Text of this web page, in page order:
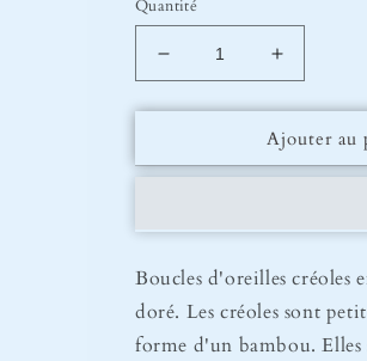
Quantité
Réduire
la
quantité
Créoles
Augmenter
la
quantité
de
Créoles
Ajouter au
Boucles d'oreilles créoles
doré. Les créoles sont
forme d'un bambou. Elles